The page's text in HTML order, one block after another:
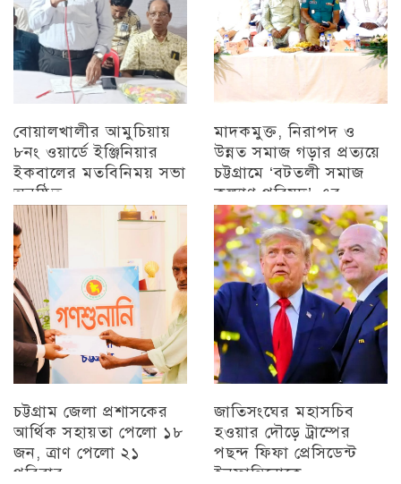
বোয়ালখালীর আমুচিয়ায়
৮নং ওয়ার্ডে ইঞ্জিনিয়ার
ইকবালের মতবিনিময় সভা
অনুষ্ঠিত
চট্টগ্রাম
মাদকমুক্ত, নিরাপদ ও
উন্নত সমাজ গড়ার প্রত্যয়ে
চট্টগ্রামে ‘বটতলী সমাজ
কল্যাণ পরিষদ’-এর
মতবিনিময় সভা অনুষ্ঠিত
চট্টগ্রাম
চট্টগ্রাম জেলা প্রশাসকের
আর্থিক সহায়তা পেলো ১৮
জন, ত্রাণ পেলো ২১
পরিবার
জাতিসংঘের মহাসচিব
হওয়ার দৌড়ে ট্রাম্পের
পছন্দ ফিফা প্রেসিডেন্ট
ইনফান্তিনোকে